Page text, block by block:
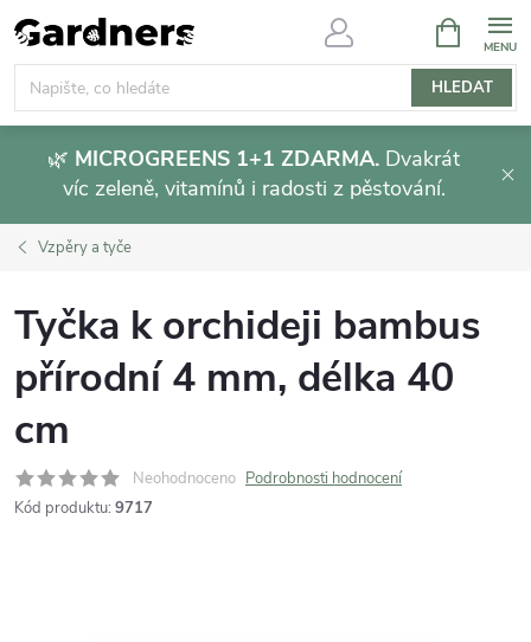
Přejít
na
obsah
HLEDAT
NÁKUPNÍ
KOŠÍK
🌿 MICROGREENS 1+1 ZDARMA. Dvakrát
víc zeleně, vitamínů i radosti z pěstování.
Vzpěry a tyče
Tyčka k orchideji bambus
přírodní 4 mm, délka 40
cm
Neohodnoceno Podrobnosti hodnocení
Kód produktu: 9717